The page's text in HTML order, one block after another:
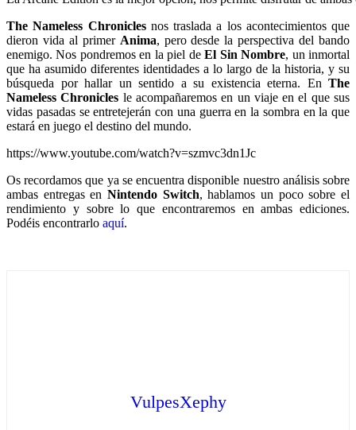
The Nameless Chronicles nos traslada a los acontecimientos que
dieron vida al primer Anima, pero desde la perspectiva del bando
enemigo. Nos pondremos en la piel deEl Sin Nombre, un inmortal
que ha asumido diferentes identidades a lo largo de la historia, y su
búsqueda por hallar un sentido a su existencia eterna. En The
Nameless Chronicles le acompañaremos en un viaje en el que sus
vidas pasadas se entretejerán con una guerra en la sombra en la que
estará en juego el destino del mundo.
https://www.youtube.com/watch?v=szmvc3dn1Jc
Os recordamos que ya se encuentra disponible nuestro análisis sobre
ambas entregas en Nintendo Switch, hablamos un poco sobre el
rendimiento y sobre lo que encontraremos en ambas ediciones.
Podéis encontrarlo aquí.
VulpesXephy